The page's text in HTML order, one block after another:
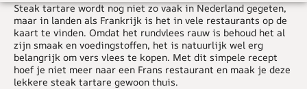
Steak tartare wordt nog niet zo vaak in Nederland gegeten,
maar in landen als Frankrijk is het in vele restaurants op de
kaart te vinden. Omdat het rundvlees rauw is behoud het al
zijn smaak en voedingstoffen, het is natuurlijk wel erg
belangrijk om vers vlees te kopen. Met dit simpele recept
hoef je niet meer naar een Frans restaurant en maak je deze
lekkere steak tartare gewoon thuis.